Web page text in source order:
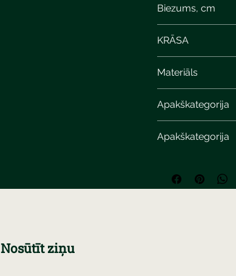
Biezums, cm
KRĀSA
Materiāls
Apakškategorija
Apakškategorija
Nosūtīt ziņu